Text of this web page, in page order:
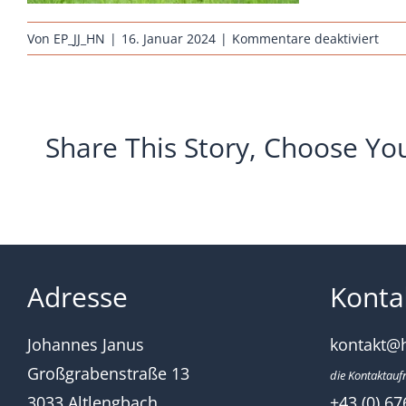
Von EP_JJ_HN | 16. Januar 2024 | Kommentare deaktiviertfür
Share This Story, Choose
Adresse
Johannes Janus
Großgrabenstraße 13
die